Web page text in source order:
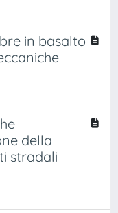
in basalto
della
stradali